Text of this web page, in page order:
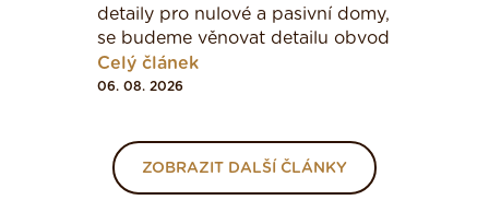
detaily pro nulové a pasivní domy,
se budeme věnovat detailu obvod
Celý článek
06. 08. 2026
ZOBRAZIT DALŠÍ ČLÁNKY